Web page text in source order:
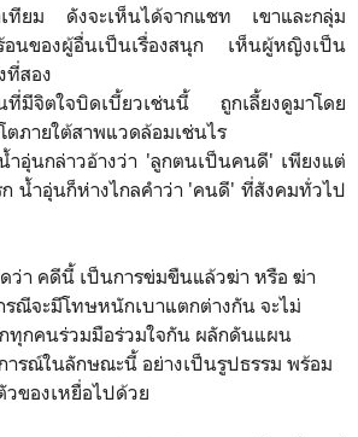
ทียม ดังจะเห็นได้จากแชท เขาและกลุ่ม
อนของผู้อื่นเป็นเรื่องสนุก เห็นผู้หญิงเป็น
ที่สอง
จิตใจบิดเบี้ยวเช่นนี้ ถูกเลี้ยงดูมาโดย
ภายใต้สาพแวดล้อมเช่นไร
อุ่นกล่าวอ้างว่า 'ลูกตนเป็นคนดี' เพียงแต่
ก น้ำอุ่นก็ห่างไกลคำว่า 'คนดี' ที่สังคมทั่วไป
ว่า คดีนี้ เป็นการข่มขืนแล้วฆ่า หรือ ฆ่า
ณีจะมีโทษหนักเบาแตกต่างกัน จะไม่
ทุกคนร่วมมือร่วมใจกัน ผลักดันแผน
ารณ์ในลักษณะนี้ อย่างเป็นรูปธรรม พร้อม
ของเหยื่อไปด้วย